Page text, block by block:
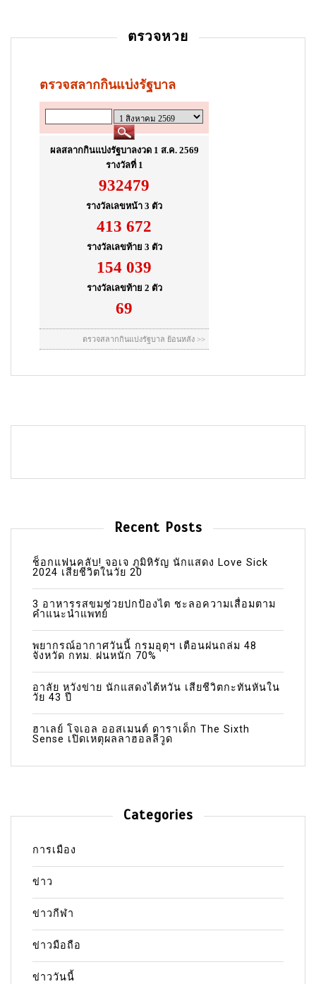
ตรวจหวย
Recent Posts
ช็อกแฟนคลับ! จอเจ ภูมิหิรัญ นักแสดง Love Sick
2024 เสียชีวิตในวัย 20
3 อาหารรสขมช่วยปกป้องไต ชะลอความเสื่อมตาม
คำแนะนำแพทย์
พยากรณ์อากาศวันนี้ กรมอุตุฯ เตือนฝนถล่ม 48
จังหวัด กทม. ฝนหนัก 70%
อาลัย หวังข่าย นักแสดงไต้หวัน เสียชีวิตกะทันหันใน
วัย 43 ปี
ฮาเลย์ โจเอล ออสเมนต์ ดาราเด็ก The Sixth
Sense เปิดเหตุผลลาฮอลลีวูด
Categories
การเมือง
ข่าว
ข่าวกีฬา
ข่าวมือถือ
ข่าววันนี้